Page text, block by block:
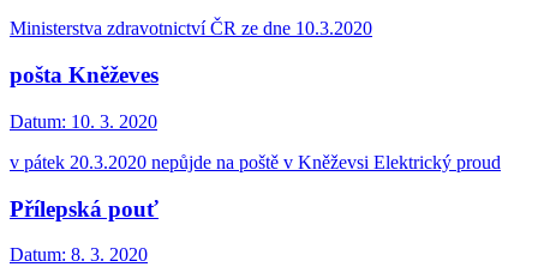
Ministerstva zdravotnictví ČR ze dne 10.3.2020
pošta Kněževes
Datum: 10. 3. 2020
v pátek 20.3.2020 nepůjde na poště v Kněževsi Elektrický proud
Přílepská pouť
Datum: 8. 3. 2020